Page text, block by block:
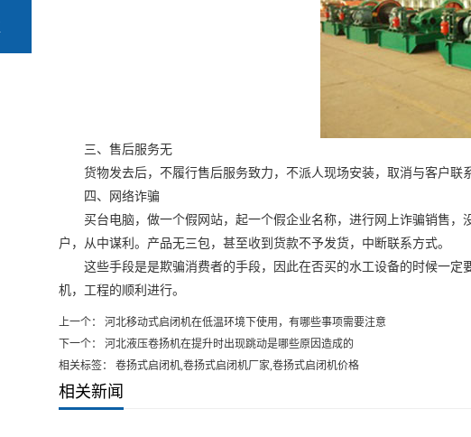
三、售后服务无
货物发去后，不履行售后服务致力，不派人现场安装，取消与客户联系
四、网络诈骗
买台电脑，做一个假网站，起一个假企业名称，进行网上诈骗销售，
户，从中谋利。产品无三包，甚至收到货款不予发货，中断联系方式。
这些手段是是欺骗消费者的手段，因此在否买的水工设备的时候一定
机，工程的顺利进行。
上一个：
河北移动式启闭机在低温环境下使用，有哪些事项需要注意
下一个：
河北液压卷扬机在提升时出现跳动是哪些原因造成的
相关标签： 卷扬式启闭机,卷扬式启闭机厂家,卷扬式启闭机价格
相关新闻